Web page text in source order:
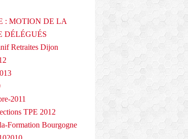
: MOTION DE LA
DÉLÉGUÉS
Retraites Dijon
2011
TPE 2012
Formation Bourgogne